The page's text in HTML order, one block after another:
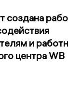
создана
и
центра WB